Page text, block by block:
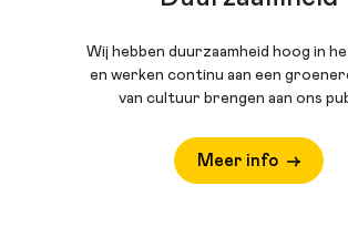
Wij hebben duurzaamheid hoog in
en werken continu aan een
van cultuur brengen aan ons
Meer info